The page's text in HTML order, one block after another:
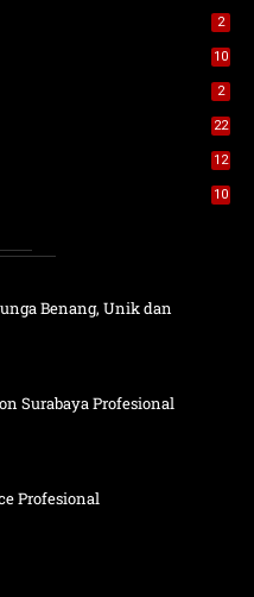
2
10
2
22
12
10
Benang, Unik dan
Surabaya Profesional
Profesional